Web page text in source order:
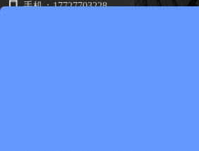
手机：17727703228